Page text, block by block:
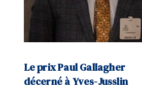
Le prix Paul Gallagher
décerné à Yves-Jusslin